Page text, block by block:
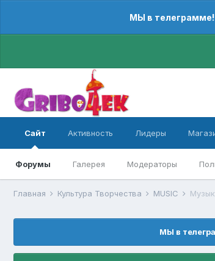
МЫ в
Сайт
Форумы Галерея Модераторы
Активность Лидеры
Главная Культура Творчества MUSIC
МЫ в